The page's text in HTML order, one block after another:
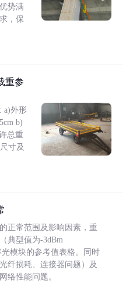
势满
，保
重参
a)外形
b)
总重
寸及
正常范围及影响因素，重
典型值为-3dBm
模块的参考值表格。同时
纤损耗、连接器问题）及
络性能问题。